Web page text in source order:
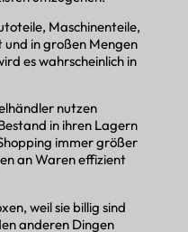
Maschinenteile,
und in großen Mengen
es wahrscheinlich in
nutzen
in ihren Lagern
immer größer
an Waren effizient
weil sie billig sind
anderen Dingen